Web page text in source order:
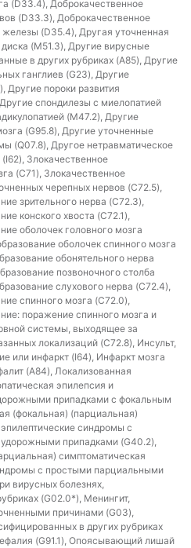
(D33.4), Доброкачественное
(D33.3), Доброкачественное
(D35.4), Другая уточненная
(M51.3), Другие вирусные
в других рубриках (A85), Другие
ганглиев (G23), Другие
Другие пороки развития
спондилезы с миелопатией
(M47.2), Другие
(G95.8), Другие уточненные
(Q07.8), Другое нетравматическое
Злокачественное
(C71), Злокачественное
черепных нервов (C72.5),
зрительного нерва (C72.3),
конского хвоста (C72.1),
оболочек головного мозга
оболочек спинного мозга
обонятельного нерва
позвоночного столба
слухового нерва (C72.4),
спинного мозга (C72.0),
поражение спинного мозга и
системы, выходящее за
локализаций (C72.8), Инсульт,
или инфаркт (I64), Инфаркт мозга
(A84), Локализованная
эпилепсия и
припадками с фокальным
(фокальная) (парциальная)
синдромы с
припадками (G40.2),
симптоматическая
с простыми парциальными
вирусных болезнях,
(G02.0*), Менингит,
причинами (G03),
в других рубриках
(G91.1), Опоясывающий лишай